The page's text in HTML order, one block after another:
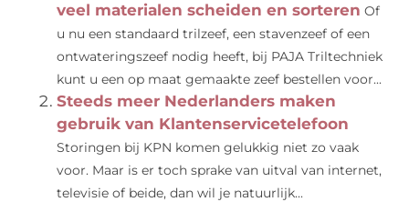
veel materialen scheiden en sorteren Of
u nu een standaard trilzeef, een stavenzeef of een
ontwateringszeef nodig heeft, bij PAJA Triltechniek
kunt u een op maat gemaakte zeef bestellen voor...
Steeds meer Nederlanders maken
gebruik van Klantenservicetelefoon
Storingen bij KPN komen gelukkig niet zo vaak
voor. Maar is er toch sprake van uitval van internet,
televisie of beide, dan wil je natuurlijk...